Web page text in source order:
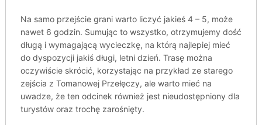
Na samo przejście grani warto liczyć jakieś 4 – 5, może
nawet 6 godzin. Sumując to wszystko, otrzymujemy dość
długą i wymagającą wycieczkę, na którą najlepiej mieć
do dyspozycji jakiś długi, letni dzień. Trasę można
oczywiście skrócić, korzystając na przykład ze starego
zejścia z Tomanowej Przełęczy, ale warto mieć na
uwadze, że ten odcinek również jest nieudostępniony dla
turystów oraz trochę zarośnięty.